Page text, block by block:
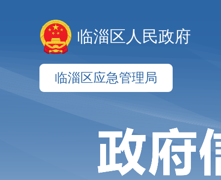
临淄区人民政府
临淄区应急管理局